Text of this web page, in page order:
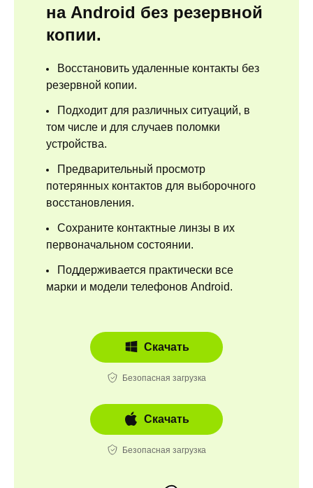
на Android без резервной
копии.
Восстановить удаленные контакты без
резервной копии.
Подходит для различных ситуаций, в
том числе и для случаев поломки
устройства.
Предварительный просмотр
потерянных контактов для выборочного
восстановления.
Сохраните контактные линзы в их
первоначальном состоянии.
Поддерживается практически все
марки и модели телефонов Android.
Скачать
Безопасная загрузка
Скачать
Безопасная загрузка